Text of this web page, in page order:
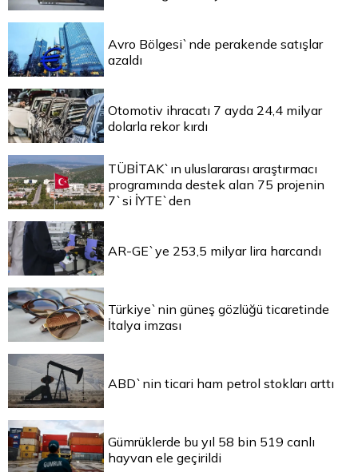
Avro Bölgesi`nde perakende satışlar
azaldı
Otomotiv ihracatı 7 ayda 24,4 milyar
dolarla rekor kırdı
TÜBİTAK`ın uluslararası araştırmacı
programında destek alan 75 projenin
7`si İYTE`den
AR-GE`ye 253,5 milyar lira harcandı
Türkiye`nin güneş gözlüğü ticaretinde
İtalya imzası
ABD`nin ticari ham petrol stokları arttı
Gümrüklerde bu yıl 58 bin 519 canlı
hayvan ele geçirildi